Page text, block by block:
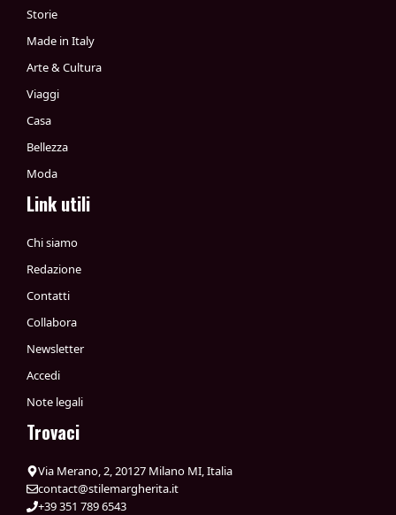
Storie
Made in Italy
Arte & Cultura
Viaggi
Casa
Bellezza
Moda
Link utili
Chi siamo
Redazione
Contatti
Collabora
Newsletter
Accedi
Note legali
Trovaci
Via Merano, 2, 20127 Milano MI, Italia
contact@stilemargherita.it
+39 351 789 6543